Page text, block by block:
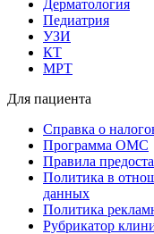
Дерматология
Педиатрия
УЗИ
КТ
МРТ
Для пациента
Справка о
Программа ОМС
Правила
Политика в
данных
Политика
Рубрикатор